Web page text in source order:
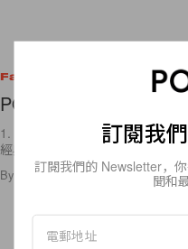
Fashion
POPBITES for Today
1. 女星 Kate Winslet 穿著 Jenny
經典電影《Titanic》3D版首映。
By Staff/ 2012年3月29日
訂閱我
訂閱我們的 Newsletter，
聞和